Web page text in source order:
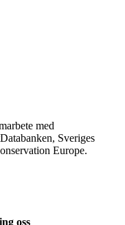
med
Sveriges
Europe.
oss